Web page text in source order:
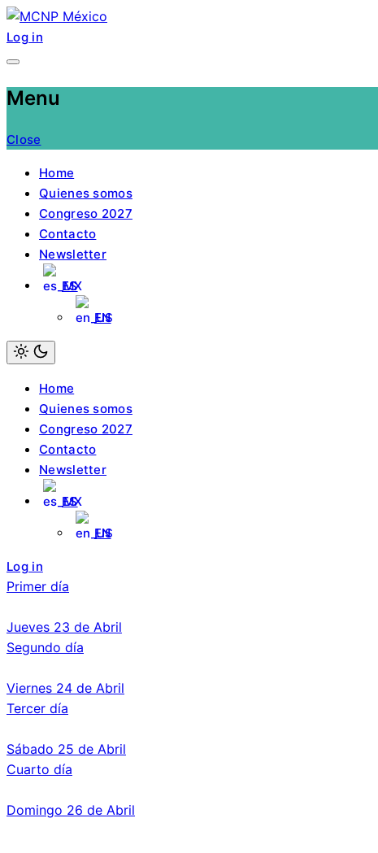
Skip
to
content
MCNP México
Descifrando los datos duros de la ciencia
Log in
Menu
Close
Home
Quienes somos
Congreso 2027
Contacto
Newsletter
ES
EN
Light
(click
switch
to
Home
Quienes somos
Congreso 2027
Contacto
Newsletter
ES
EN
Log in
Primer día
Jueves 23 de Abril
Segundo día
Viernes 24 de Abril
Tercer día
Sábado 25 de Abril
Cuarto día
Domingo 26 de Abril